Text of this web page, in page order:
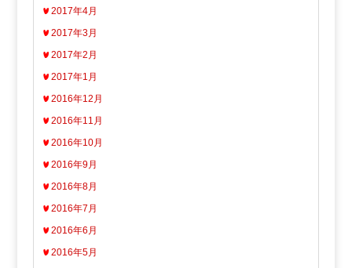
2017年4月
2017年3月
2017年2月
2017年1月
2016年12月
2016年11月
2016年10月
2016年9月
2016年8月
2016年7月
2016年6月
2016年5月